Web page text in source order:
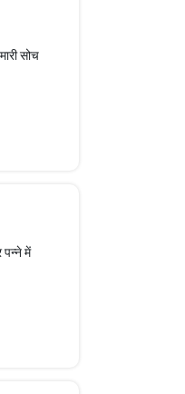
सोच
पन्ने में